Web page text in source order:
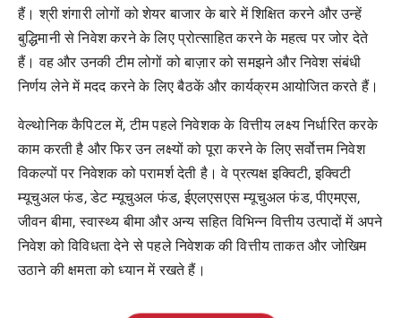
हैं। श्री शंगारी लोगों को शेयर बाजार के बारे में शिक्षित करने और उन्हें
बुद्धिमानी से निवेश करने के लिए प्रोत्साहित करने के महत्व पर जोर देते
हैं। वह और उनकी टीम लोगों को बाज़ार को समझने और निवेश संबंधी
निर्णय लेने में मदद करने के लिए बैठकें और कार्यक्रम आयोजित करते हैं।
वेल्थोनिक कैपिटल में, टीम पहले निवेशक के वित्तीय लक्ष्य निर्धारित करके
काम करती है और फिर उन लक्ष्यों को पूरा करने के लिए सर्वोत्तम निवेश
विकल्पों पर निवेशक को परामर्श देती है। वे प्रत्यक्ष इक्विटी, इक्विटी
म्यूचुअल फंड, डेट म्यूचुअल फंड, ईएलएसएस म्यूचुअल फंड, पीएमएस,
जीवन बीमा, स्वास्थ्य बीमा और अन्य सहित विभिन्न वित्तीय उत्पादों में अपने
निवेश को विविधता देने से पहले निवेशक की वित्तीय ताकत और जोखिम
उठाने की क्षमता को ध्यान में रखते हैं।